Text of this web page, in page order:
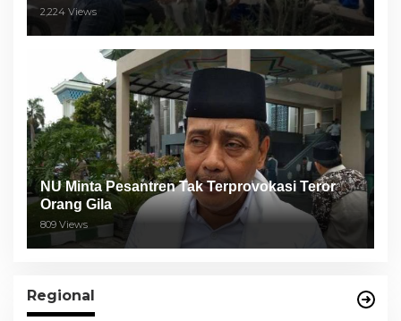
Semeru
2,224 Views
NU Minta Pesantren Tak Terprovokasi Teror
Orang Gila
809 Views
Regional